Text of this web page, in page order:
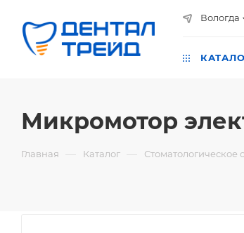
Вологда
Микромотор
Главная — Каталог — Стоматологическое